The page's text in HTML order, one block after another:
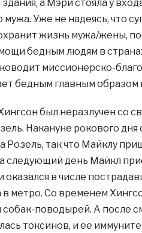
а Мэри стояла у
мужа. Уже не надеясь, что
жизнь мужа/жены,
бедным людям в
миссионерско-
бедным главным образом
был неразлучен со
Накануне рокового дня
Розель, так что Майклу
следующий день Майкл
в числе
метро. Со временем
поводырей. А после
токсинов, и ее